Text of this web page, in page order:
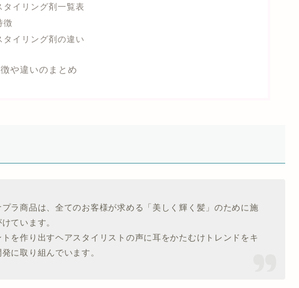
イリング剤一覧表
徴
イリング剤の違い
や違いのまとめ
ラ商品は、全てのお客様が求める「美しく輝く髪」のために施
ています。
を作り出すヘアスタイリストの声に耳をかたむけトレンドをキ
に取り組んでいます。